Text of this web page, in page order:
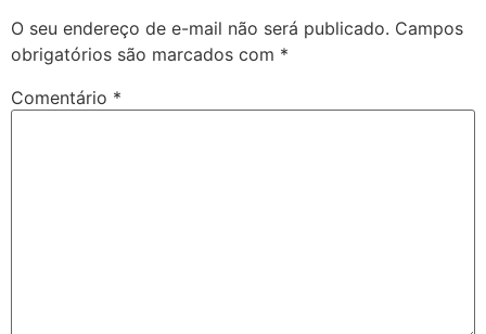
O seu endereço de e-mail não será publicado. Campos
obrigatórios são marcados com *
Comentário *